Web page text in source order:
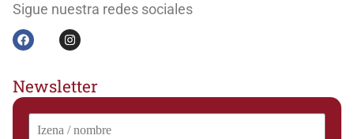
Sigue nuestra redes sociales
Newsletter